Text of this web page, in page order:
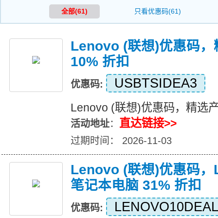
全部(61) 只看优惠码(61)
Lenovo (联想)优惠码，
10% 折扣
优惠码: USBTSIDEA3
Lenovo (联想)优惠码，精选
活动地址： 直达链接>>
过期时间： 2026-11-03
Lenovo (联想)优惠码
笔记本电脑 31% 折扣
优惠码: LENOVO10DEAL